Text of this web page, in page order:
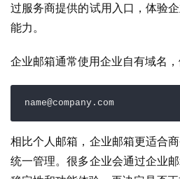
过服务商提供的试用入口，体验
能力。
企业邮箱通常使用企业自有域名，
name@company.com
相比个人邮箱，企业邮箱更适合
统一管理。很多企业会通过企业